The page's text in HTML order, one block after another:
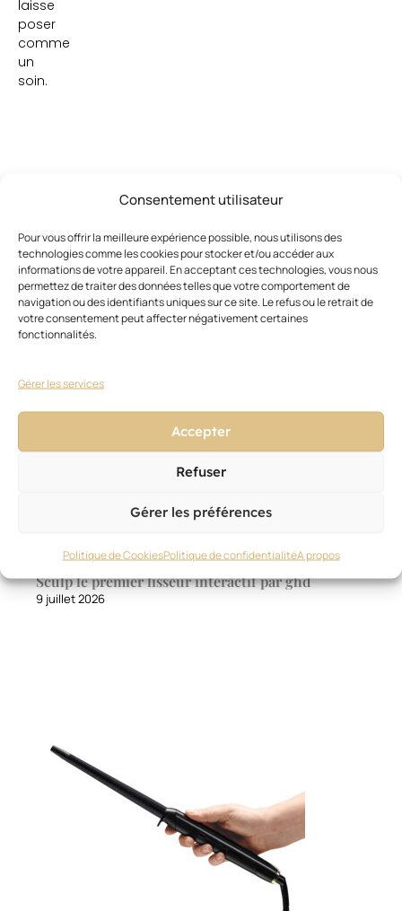
Consentement utilisateur
Pour vous offrir la meilleure expérience possible, nous utilisons des
technologies comme les cookies pour stocker et/ou accéder aux
informations de votre appareil. En acceptant ces technologies, vous nous
permettez de traiter des données telles que votre comportement de
navigation ou des identifiants uniques sur ce site. Le refus ou le retrait de
votre consentement peut affecter négativement certaines
fonctionnalités.
Gérer les services
Accepter
Refuser
Gérer les préférences
Politique de CookiesPolitique de confidentialitéA propos
laisse
poser
comme
un
soin.
Ces articles pourraient vous
intéresser
Voir
tout
OUTILLAGE,TECHNIQUE,OUTILS ET PRODUITS PRO
Sculp le premier lisseur interactif par ghd
9 juillet 2026